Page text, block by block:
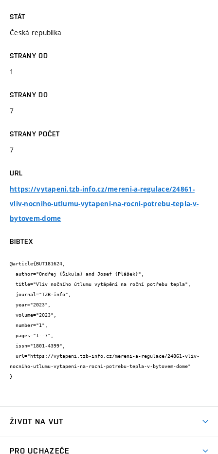
STÁT
Česká republika
STRANY OD
1
STRANY DO
7
STRANY POČET
7
URL
https://vytapeni.tzb-info.cz/mereni-a-regulace/24861-
vliv-nocniho-utlumu-vytapeni-na-rocni-potrebu-tepla-v-
bytovem-dome
BIBTEX
@article{BUT181624,
nocniho-utlumu-vytapeni-na-rocni-potrebu-tepla-v-bytovem-dome"
}
ŽIVOT NA VUT
PRO UCHAZEČE